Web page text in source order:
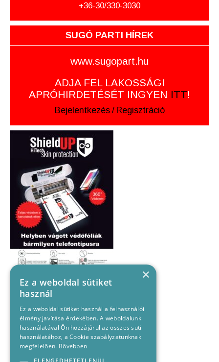
+36-30/330-3030
SUGÓ PARTI HÍREK
www.sugopart.hu
ADJA FEL LAKOSSÁGI
APRÓHIRDETÉSÉT INGYEN ITT!
Bejelentkezés / Regisztráció
×
Ez a weboldal sütiket
használ
Ez a weboldal sütiket használ a felhasználói
élmény javítása érdekében. A weboldalunk
használatával Ön hozzájárul az összes süti
használatához, a Cookie szabályzatunknak
megfelelően. Bővebben